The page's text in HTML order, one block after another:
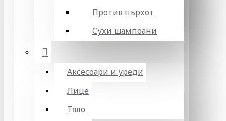
Против пърхот
Сухи шампоани
Аксесоари и уреди
Лице
Тяло